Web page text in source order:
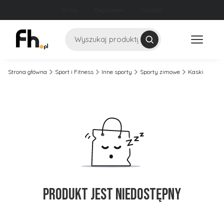
Szukaj
Strona główna Sport i Fitness Inne sporty Sporty zimowe Kaski
Produkt jest niedostępny